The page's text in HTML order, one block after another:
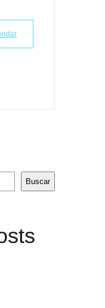
Buscar